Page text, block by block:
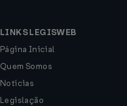
LINKS LEGISWEB
Página Inicial
Quem Somos
Notícias
Legislação